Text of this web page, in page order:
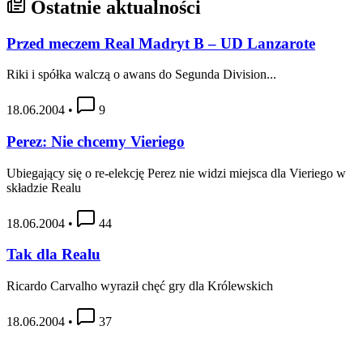
Ostatnie aktualności
Przed meczem Real Madryt B – UD Lanzarote
Riki i spółka walczą o awans do Segunda Division...
18.06.2004 • 9
Perez: Nie chcemy Vieriego
Ubiegający się o re-elekcję Perez nie widzi miejsca dla Vieriego w
składzie Realu
18.06.2004 • 44
Tak dla Realu
Ricardo Carvalho wyraził chęć gry dla Królewskich
18.06.2004 • 37